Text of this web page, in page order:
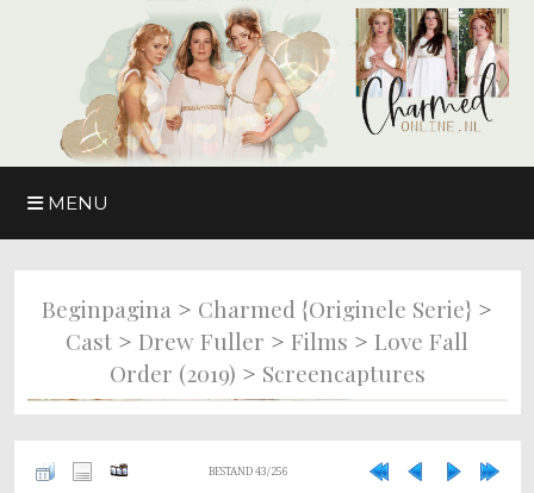
MENU
Beginpagina > Charmed {originele Serie} >
Cast > Drew Fuller > Films > Love Fall
Order (2019) > Screencaptures
BESTAND 43/256